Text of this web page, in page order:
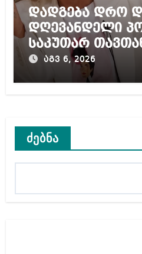
დადგება დრო
დღევანდელი
საკუთარ
შეგარცხვენთ –
ნანუკა
აგვ 6, 2026
ძებნა